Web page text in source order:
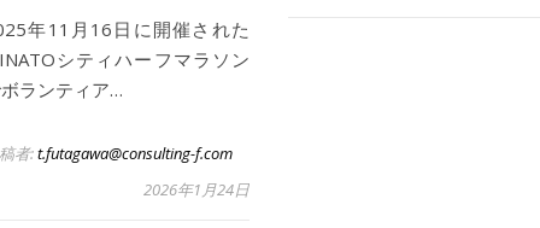
年11月16日に開催された
シティハーフマラソン
ランティア…
者:t.futagawa@consulting-f.com
2026年1月24日